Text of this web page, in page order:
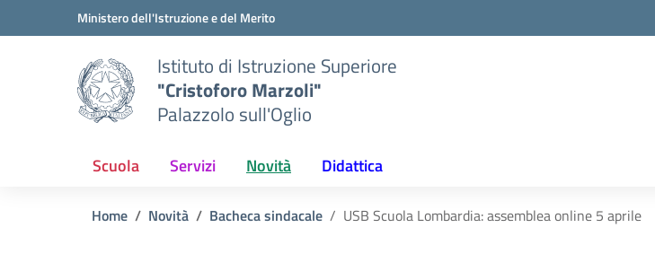
Vai ai contenuti
Vai al menu di navigazioneMinistero dell'Istruzione e del Merito
Istituto di Istruzione Superiore
"Cristoforo Marzoli"
Palazzolo sull'Oglio
Scuola Servizi Novità Didattica
Home Novità Bacheca sindacale USB Scuola Lombardia: assemblea online 5 aprile